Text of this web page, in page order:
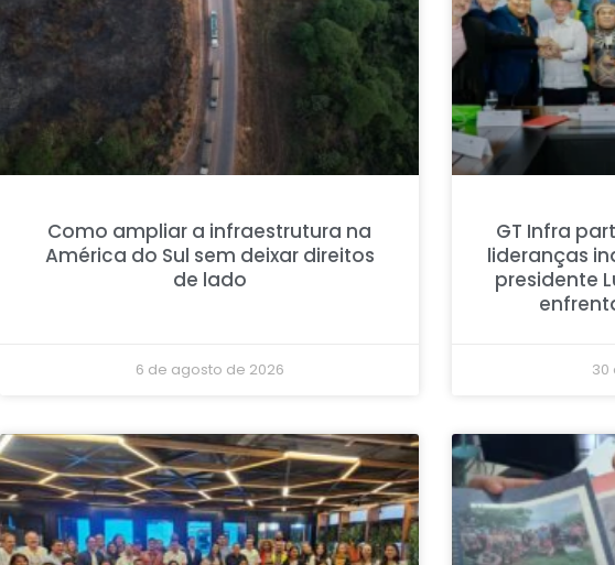
Como ampliar a infraestrutura na
América do Sul sem deixar direitos
de lado
6 de agosto de 2026
GT Infra
lideranças
presidente
30